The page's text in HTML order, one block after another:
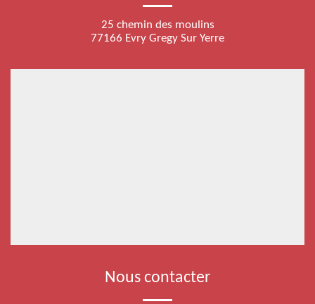
25 chemin des moulins
77166 Evry Gregy Sur Yerre
Nous contacter